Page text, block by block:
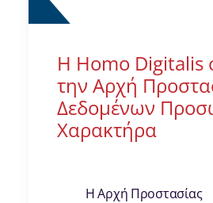
Η Homo Digitalis
την Αρχή
Δεδομένων
Χαρακτήρα
Η Αρχή Προστασίας